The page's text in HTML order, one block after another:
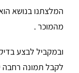
המלצתנו בנושא
מהמוכר .
ובמקביל לבצע
לקבל תמונה רחבה